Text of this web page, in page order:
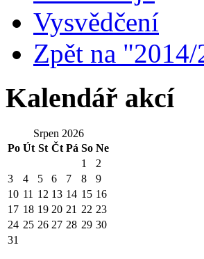
Vysvědčení
Zpět na
Kalendář akcí
Srpen 2026
Po Út St Čt Pá So Ne
1
2
3
4 5 6 7 8
9
10 11 12 13 14 15 16
17 18 19 20 21 22 23
24 25 26 27 28 29 30
31